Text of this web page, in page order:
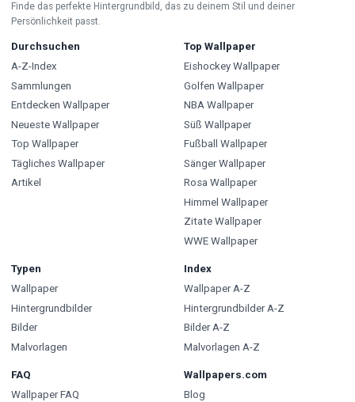
Finde das perfekte Hintergrundbild, das zu deinem Stil und deiner
Persönlichkeit passt.
Durchsuchen
A-Z-Index
Sammlungen
Entdecken Wallpaper
Neueste Wallpaper
Top Wallpaper
Tägliches Wallpaper
Artikel
Top Wallpaper
Eishockey Wallpaper
Golfen Wallpaper
NBA Wallpaper
Süß Wallpaper
Fußball Wallpaper
Sänger Wallpaper
Rosa Wallpaper
Himmel Wallpaper
Zitate Wallpaper
WWE Wallpaper
Typen
Wallpaper
Hintergrundbilder
Bilder
Malvorlagen
Index
Wallpaper A-Z
Hintergrundbilder A-Z
Bilder A-Z
Malvorlagen A-Z
FAQ
Wallpaper FAQ
Wallpapers.com
Blog